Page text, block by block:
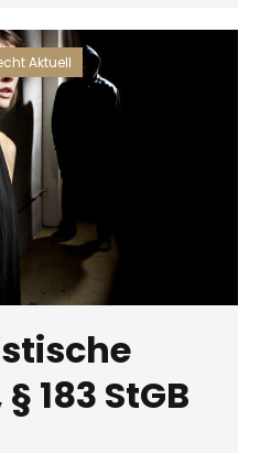
183 StGB
Aktuell